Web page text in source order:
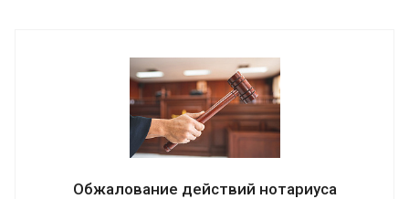
Обжалование действий нотариуса